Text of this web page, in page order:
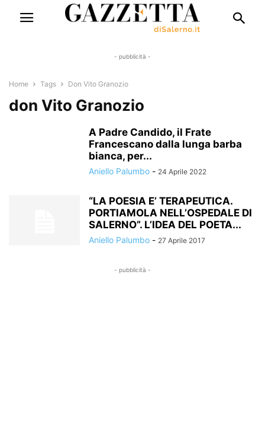
- pubblicità -
Home Tags Don Vito Granozio
don Vito Granozio
A Padre Candido, il Frate
Francescano dalla lunga barba
bianca, per...
Aniello Palumbo - 24 Aprile 2022
“LA POESIA E’ TERAPEUTICA.
PORTIAMOLA NELL’OSPEDALE DI
SALERNO”. L’IDEA DEL POETA...
Aniello Palumbo - 27 Aprile 2017
- pubblicità -